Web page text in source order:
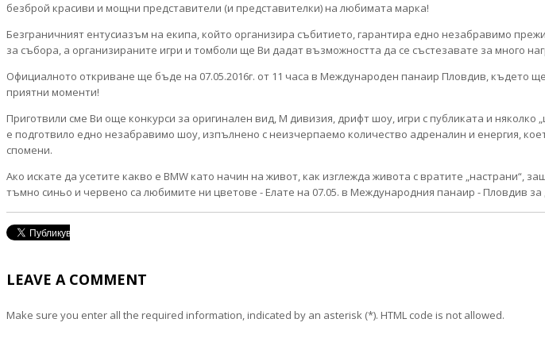
безброй красиви и мощни представители (и представителки) на любимата марка!
Безграничният ентусиазъм на екипа, който организира събитието, гарантира едно незабравимо
за събора, а организираните игри и томболи ще Ви дадат възможността да се състезавате за много
Официалното откриване ще бъде на 07.05.2016г. от 11 часа в Международен панаир Пловдив, където
приятни моменти!
Приготвили сме Ви още конкурси за оригинален вид, М дивизия, дрифт шоу, игри с публиката и няколко
е подготвило едно незабравимо шоу, изпълнено с неизчерпаемо количество адреналин и енергия,
спомени.
Ако искате да усетите какво е BMW като начин на живот, как изглежда живота с вратите „настрани“,
тъмно синьо и червено са любимите ни цветове - Елате на 07.05. в Международния панаир - Пловдив за
LEAVE A COMMENT
Make sure you enter all the required information, indicated by an asterisk (*). HTML code is not allowed.